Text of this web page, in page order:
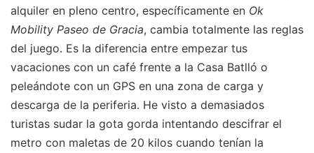
alquiler en pleno centro, específicamente en Ok
Mobility Paseo de Gracia, cambia totalmente las reglas
del juego. Es la diferencia entre empezar tus
vacaciones con un café frente a la Casa Batlló o
peleándote con un GPS en una zona de carga y
descarga de la periferia. He visto a demasiados
turistas sudar la gota gorda intentando descifrar el
metro con maletas de 20 kilos cuando tenían la